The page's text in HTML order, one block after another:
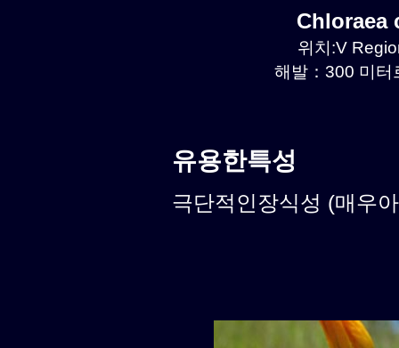
Chloraea
위치:V
해발：300 미터
유용한특성
극단적인장식성 (매우